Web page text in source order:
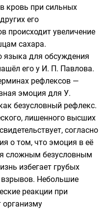
кровь при сильных
его
происходит увеличение
сахара.
языка для обсуждения
его у И. П. Павлова.
рефлексов —
эмоция для У.
безусловный рефлекс.
лишенного высших
согласно
о том, что эмоция в её
сложным безусловным
избегает грубых
Небольшие
реакции при
организму